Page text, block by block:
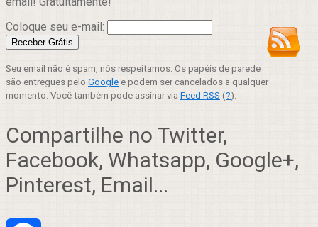
Coloque seu e-mail:
Seu email não é spam, nós respeitamos. Os papéis de parede
são entregues pelo Google e podem ser cancelados a qualquer
momento. Você também pode assinar via Feed RSS (?).
Compartilhe no Twitter,
Facebook, Whatsapp, Google+,
Pinterest, Email...